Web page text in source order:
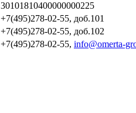
30101810400000000225
+7(495)278-02-55, доб.101
+7(495)278-02-55, доб.102
+7(495)278-02-55, info@omerta-